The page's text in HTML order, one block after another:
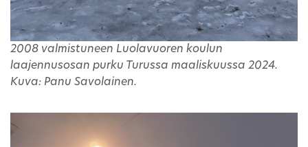
2008 valmistuneen Luolavuoren koulun
laajennusosan purku Turussa maaliskuussa 2024.
Kuva: Panu Savolainen.